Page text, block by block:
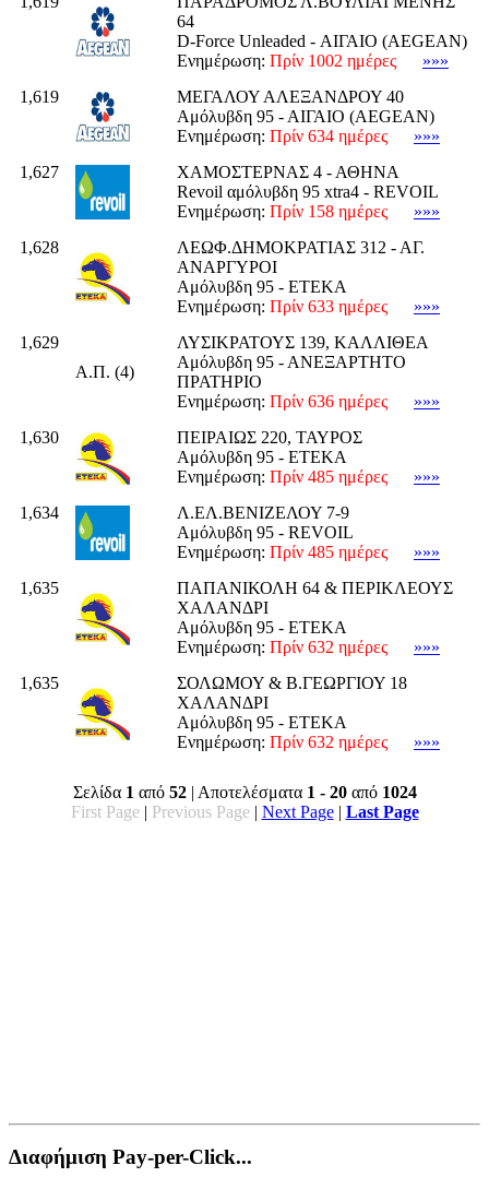
64
D-Force Unleaded - ΑΙΓΑΙΟ (AEGEAN)
Ενημέρωση: Πρίν 1002 ημέρες
»»»
1,619
ΜΕΓΑΛΟΥ ΑΛΕΞΑΝΔΡΟΥ 40
Αμόλυβδη 95 - ΑΙΓΑΙΟ (AEGEAN)
Ενημέρωση: Πρίν 634 ημέρες
»»»
1,627
ΧΑΜΟΣΤΕΡΝΑΣ 4 - ΑΘΗΝΑ
Revoil αμόλυβδη 95 xtra4 - REVOIL
Ενημέρωση: Πρίν 158 ημέρες
»»»
1,628
ΛΕΩΦ.ΔΗΜΟΚΡΑΤΙΑΣ 312 - ΑΓ.
ΑΝΑΡΓΥΡΟΙ
Αμόλυβδη 95 - ΕΤΕΚΑ
Ενημέρωση: Πρίν 633 ημέρες
»»»
1,629
Α.Π. (4)
ΛΥΣΙΚΡΑΤΟΥΣ 139, ΚΑΛΛΙΘΕΑ
Αμόλυβδη 95 - ΑΝΕΞΑΡΤΗΤΟ
ΠΡΑΤΗΡΙΟ
Ενημέρωση: Πρίν 636 ημέρες
»»»
1,630
ΠΕΙΡΑΙΩΣ 220, ΤΑΥΡΟΣ
Αμόλυβδη 95 - ΕΤΕΚΑ
Ενημέρωση: Πρίν 485 ημέρες
»»»
1,634
Λ.ΕΛ.ΒΕΝΙΖΕΛΟΥ 7-9
Αμόλυβδη 95 - REVOIL
Ενημέρωση: Πρίν 485 ημέρες
»»»
1,635
ΠΑΠΑΝΙΚΟΛΗ 64 & ΠΕΡΙΚΛΕΟΥΣ
ΧΑΛΑΝΔΡΙ
Αμόλυβδη 95 - ΕΤΕΚΑ
Ενημέρωση: Πρίν 632 ημέρες
»»»
1,635
ΣΟΛΩΜΟΥ & Β.ΓΕΩΡΓΙΟΥ 18
ΧΑΛΑΝΔΡΙ
Αμόλυβδη 95 - ΕΤΕΚΑ
Ενημέρωση: Πρίν 632 ημέρες »»»
Σελίδα 1 από 52| Αποτελέσματα 1 - 20 από 1024
First Page| Previous Page| Next Page| Last Page
Διαφήμιση Pay-per-Click...